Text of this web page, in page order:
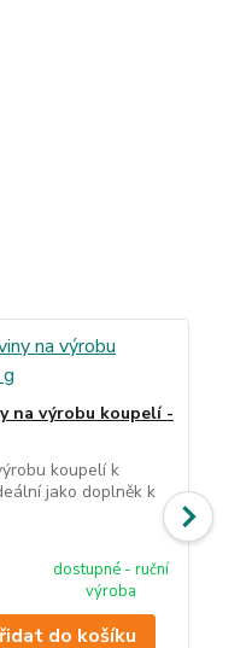
na výrobu koupelí -
koupelí k
jako doplněk k
dostupné - ruční
výroba
do košíku